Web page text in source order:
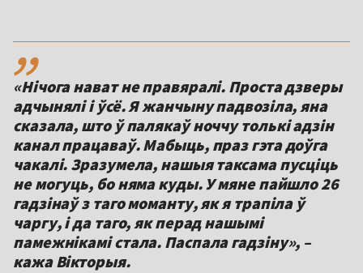
,,
«Нічога нават не правяралі. Проста дзверы
адчынялі і ўсё. Я жанчыну падвозіла, яна
сказала, што ў палякаў ноччу толькі адзін
канал працаваў. Мабыць, праз гэта доўга
чакалі. Зразумела, нашыя таксама пусціць
не могуць, бо няма куды. У мяне пайшло 26
гадзінаў з таго моманту, як я трапіла ў
чаргу, і да таго, як перад нашымі
памежнікамі стала. Паспала гадзіну», –
кажа Вікторыя.